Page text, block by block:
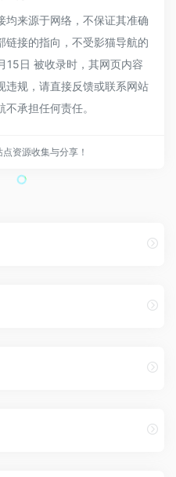
均来源于网络，不保证其准确
链接的指向，不受影猫导航的
15日 被收录时，其网页内容
违规，请直接反馈或联系网站
承担任何责任。
资源收集与分享！